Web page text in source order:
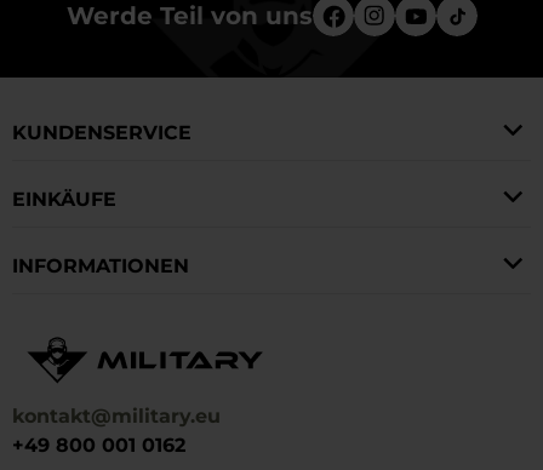
Werde Teil von uns
kontakt@military.eu
+49 800 001 0162
KUNDENSERVICE
EINKÄUFE
INFORMATIONEN